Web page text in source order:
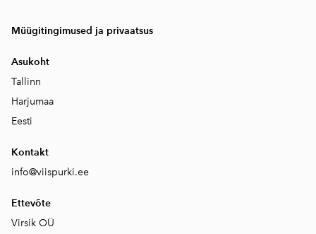
Müügitingimused ja privaatsus
Asukoht
Tallinn
Harjumaa
Eesti
Kontakt
info@viispurki.ee
Ettevõte
Virsik OÜ